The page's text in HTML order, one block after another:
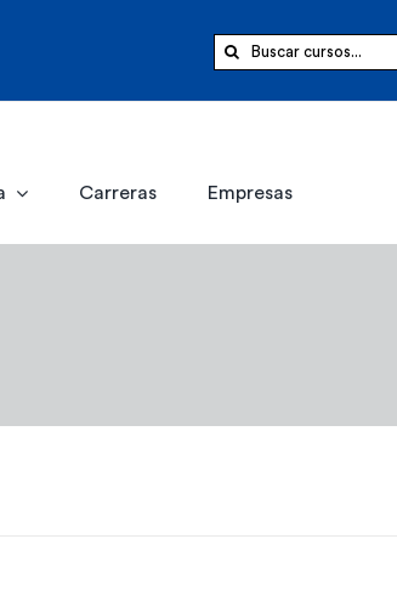
Buscar:
Carreras Empresas